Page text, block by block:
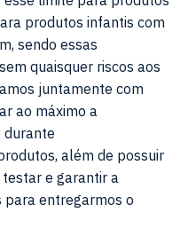
produtos infantis com
sendo essas
quaisquer riscos aos
juntamente com
ao máximo a
durante
além de possuir
e garantir a
para entregarmos o